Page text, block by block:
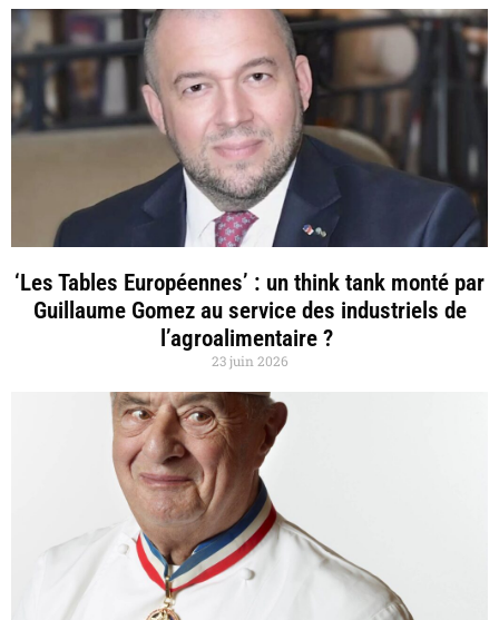
‘Les Tables Européennes’ : un think tank monté par
Guillaume Gomez au service des industriels de
l’agroalimentaire ?
23 juin 2026